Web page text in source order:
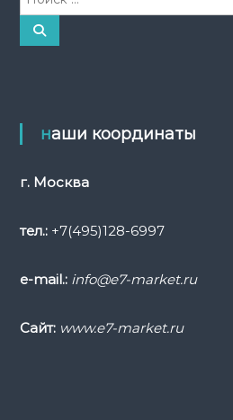
а
П
наши координаты
г. Москва
тел.:+7(495)128-6997
e-mail.: info@e7-market.ru
Сайт: www.e7-market.ru